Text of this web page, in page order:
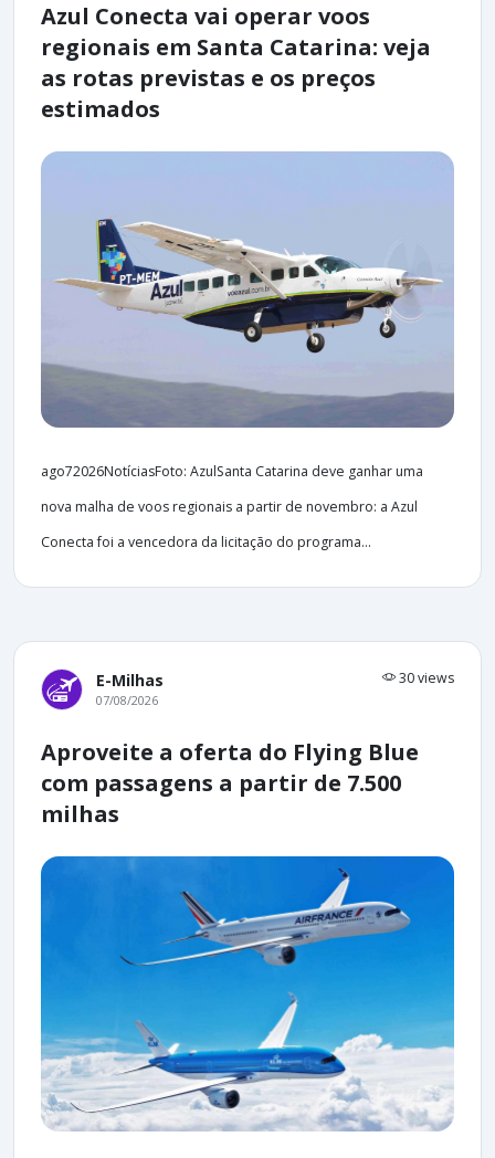
Azul Conecta vai operar voos
regionais em Santa Catarina: veja
as rotas previstas e os preços
estimados
ago72026NotíciasFoto: AzulSanta Catarina deve ganhar uma
nova malha de voos regionais a partir de novembro: a Azul
Conecta foi a vencedora da licitação do programa...
E-Milhas 30 views
07/08/2026
Aproveite a oferta do Flying Blue
com passagens a partir de 7.500
milhas